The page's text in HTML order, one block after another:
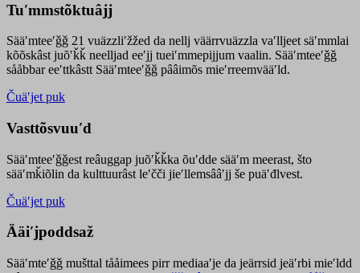
Tuʹmmstõktuâjj
Sääʹmteeʹǧǧ 21 vuäzzliʹžžed da nellj väärrvuäzzla vaʹlljeet säʹmmlai
kõõskâst juõʹǩǩ neelljad eeʹjj tueiʹmmepijjum vaalin. Sääʹmteeʹǧǧ
sååbbar eeʹttkâstt Sääʹmteeʹǧǧ pââimõs mieʹrreemvääʹld.
Čuäʹjet puk
Vasttõsvuuʹd
Sääʹmteeʹǧǧest reâuggap juõʹǩǩka õuʹdde sääʹm meerast, što
sääʹmǩiõlin da kulttuurâst leʹčči jieʹllemsââʹjj še puäʹđlvest.
Čuäʹjet puk
Ääiʹjpoddsaž
Sääʹmteʹǧǧ mušttal tååimees pirr mediaaʹje da jeärrsid jeäʹrbi mieʹldd